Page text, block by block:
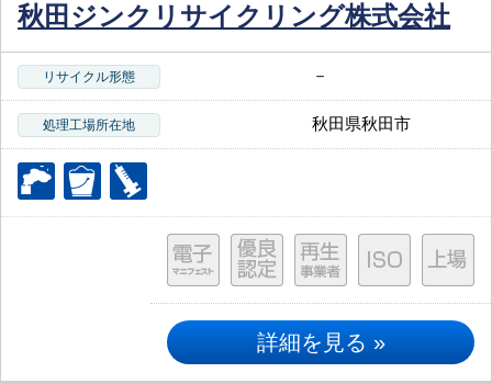
秋田ジンクリサイクリング株式会社
リサイクル形態 －
処理工場所在地 秋田県秋田市
詳細を見る »